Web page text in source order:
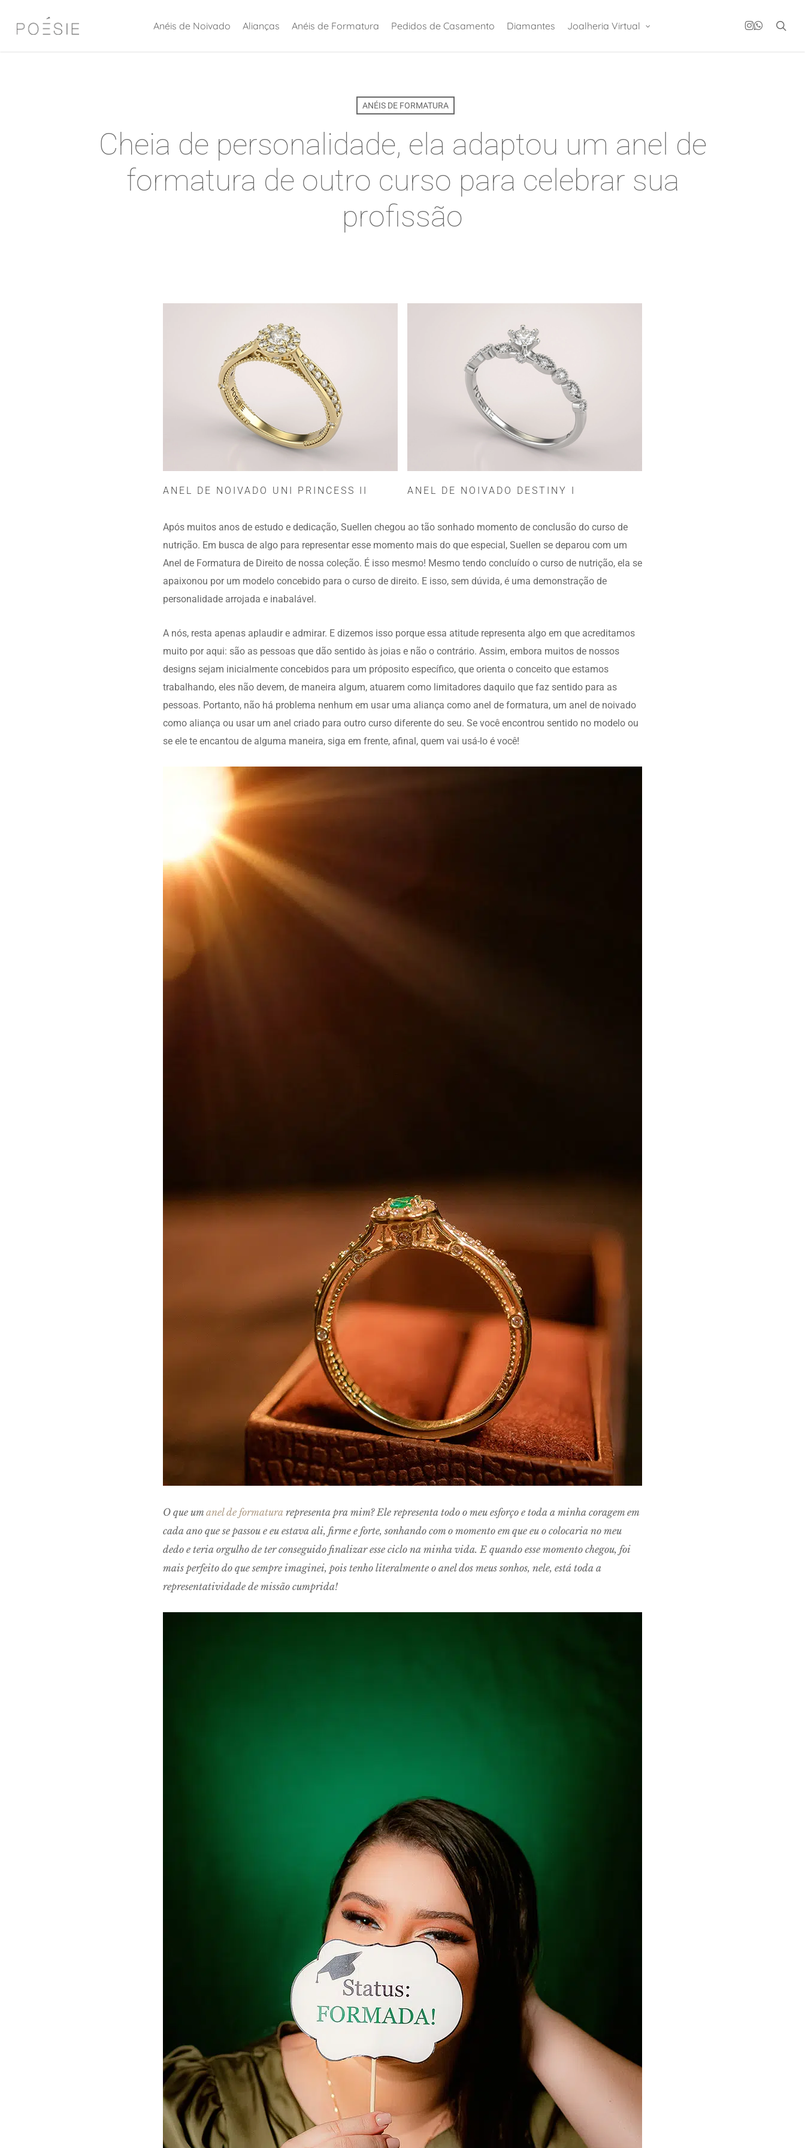
Anéis de Noivado Alianças Anéis de Formatura Pedidos de Casamento Diamantes Joalheria Virtual instagram
whatsapp
ANÉIS DE FORMATURA
Cheia de personalidade, ela adaptou um anel de
formatura de outro curso para celebrar sua
profissão
ANEL DE NOIVADO UNI PRINCESS II ANEL DE NOIVADO DESTINY I
Após muitos anos de estudo e dedicação, Suellen chegou ao tão sonhado momento de conclusão do curso de
nutrição. Em busca de algo para representar esse momento mais do que especial, Suellen se deparou com um
Anel de Formatura de Direito de nossa coleção. É isso mesmo! Mesmo tendo concluído o curso de nutrição, ela se
apaixonou por um modelo concebido para o curso de direito. E isso, sem dúvida, é uma demonstração de
personalidade arrojada e inabalável.
A nós, resta apenas aplaudir e admirar. E dizemos isso porque essa atitude representa algo em que acreditamos
muito por aqui: são as pessoas que dão sentido às joias e não o contrário. Assim, embora muitos de nossos
designs sejam inicialmente concebidos para um próposito específico, que orienta o conceito que estamos
trabalhando, eles não devem, de maneira algum, atuarem como limitadores daquilo que faz sentido para as
pessoas. Portanto, não há problema nenhum em usar uma aliança como anel de formatura, um anel de noivado
como aliança ou usar um anel criado para outro curso diferente do seu. Se você encontrou sentido no modelo ou
se ele te encantou de alguma maneira, siga em frente, afinal, quem vai usá-lo é você!
O que umanel de formatura representa pra mim? Ele representa todo o meu esforço e toda a minha coragem em
cada ano que se passou e eu estava ali, firme e forte, sonhando com o momento em que eu o colocaria no meu
dedo e teria orgulho de ter conseguido finalizar esse ciclo na minha vida. E quando esse momento chegou, foi
mais perfeito do que sempre imaginei, pois tenho literalmente o anel dos meus sonhos, nele, está toda a
representatividade de missão cumprida!